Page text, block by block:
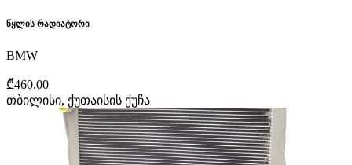
წყლის რადიატორი
BMW
₾460.00
თბილისი, ქუთაისის ქუჩა